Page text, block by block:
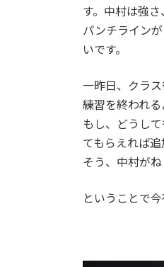
す。中村は強
パンチライン
いです。
一昨日、クラ
練習を終われる
もし、どうし
てもらえれば
そう、中村がね
ということで